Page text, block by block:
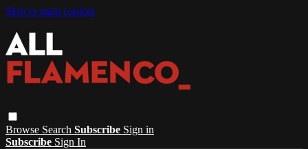
Skip to main content
Browse Search Subscribe Sign in
Subscribe Sign In